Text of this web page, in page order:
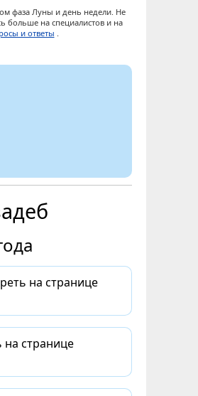
фаза Луны и день недели. Не
больше на специалистов и на
и ответы .
на странице
странице